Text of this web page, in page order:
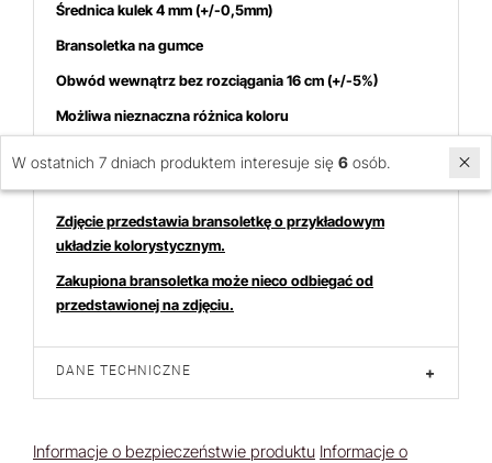
Średnica kulek 4 mm (+/-0,5mm)
Bransoletka na gumce
Obwód wewnątrz bez rozciągania 16 cm (+/-5%)
Możliwa nieznaczna różnica koloru
Zdjęcie przedstawia bransoletkę o przykładowym
układzie kolorystycznym.
Zakupiona bransoletka może nieco odbiegać od
przedstawionej na zdjęciu.
DANE TECHNICZNE +
Informacje o bezpieczeństwie produktu Informacje o
W ostatnich 7 dniach produktem interesuje się 6 osób.